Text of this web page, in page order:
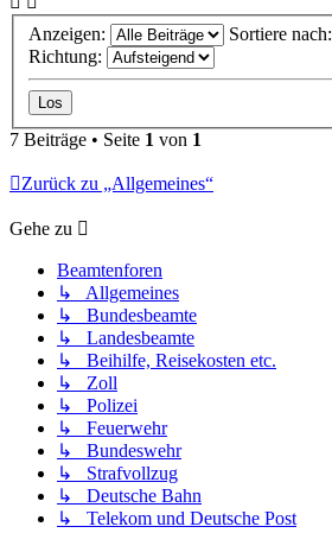
Anzeigen:
Sortiere nach:
Richtung:
7 Beiträge • Seite 1 von 1
Zurück zu „Allgemeines“
Gehe zu
Beamtenforen
↳ Allgemeines
↳ Bundesbeamte
↳ Landesbeamte
↳ Beihilfe, Reisekosten etc.
↳ Zoll
↳ Polizei
↳ Feuerwehr
↳ Bundeswehr
↳ Strafvollzug
↳ Deutsche Bahn
↳ Telekom und Deutsche Post